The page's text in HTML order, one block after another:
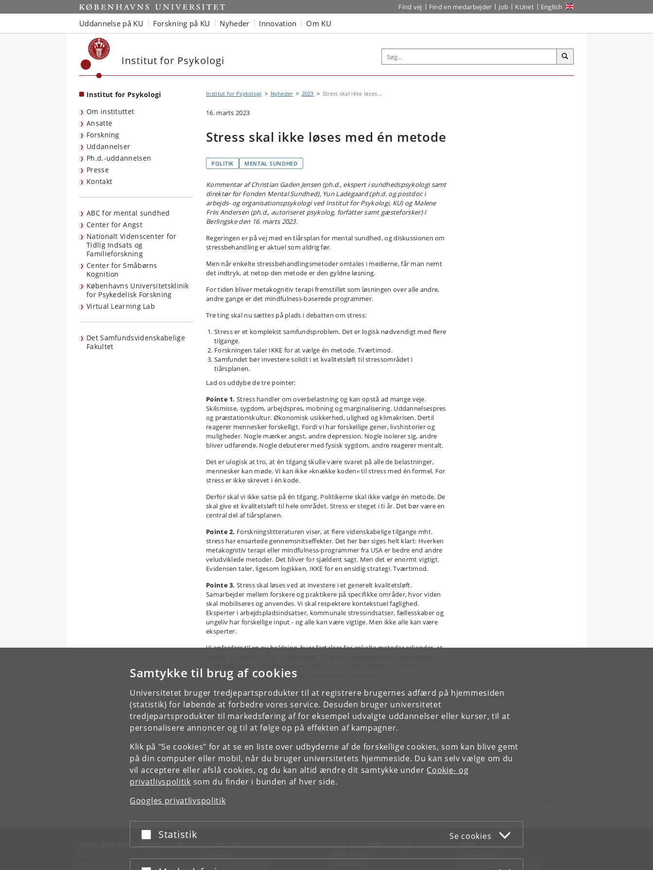
Samtykke til brug af cookies
Universitetet bruger tredjepartsprodukter til at registrere brugernes adfærd på hjemmesiden
(statistik) for løbende at forbedre vores service. Desuden bruger universitetet
tredjepartsprodukter til markedsføring af for eksempel udvalgte uddannelser eller kurser, til at
personalisere annoncer og til at følge op på effekten af kampagner.
Klik på "Se cookies" for at se en liste over udbyderne af de forskellige cookies, som kan blive gemt
på din computer eller mobil, når du bruger universitetets hjemmeside. Du kan selv vælge om du
vil acceptere eller afslå cookies, og du kan altid ændre dit samtykke under Cookie- og
privatlivspolitik som du finder i bunden af hver side.
Googles privatlivspolitik
Acceptér eller afslå
Statistik Se cookies
Start Find vej Find en medarbejder Job KUnet English
Uddannelse på KU Forskning på KU Nyheder Innovation Om KU
Institut for Psykologi
Institut for Psykologi
Om instituttet
Ansatte
Forskning
Uddannelser
Ph.d.-uddannelsen
Presse
Kontakt
ABC for mental sundhed
Center for Angst
Nationalt Videnscenter for
Tidlig Indsats og
Familieforskning
Center for Småbørns
Kognition
Københavns Universitetsklinik
for Psykedelisk Forskning
Virtual Learning Lab
Det Samfundsvidenskabelige
Fakultet
Institut for Psykologi Nyheder 2023 Stress skal ikke løses...
16. marts 2023
Stress skal ikke løses med én metode
POLITIK MENTAL SUNDHED
Kommentar af Christian Gaden Jensen (ph.d., ekspert i sundhedspsykologi samt
direktør for Fonden Mental Sundhed), Yun Ladegaard (ph.d. og postdoc i
arbejds- og organisationspsykologi ved Institut for Psykologi, KU) og Malene
Friis Andersen (ph.d., autoriseret psykolog, forfatter samt gæsteforsker) I
Berlingske den 16. marts 2023.
Regeringen er på vej med en tiårsplan for mental sundhed, og diskussionen om
stressbehandling er aktuel som aldrig før.
Men når enkelte stressbehandlingsmetoder omtales i medierne, får man nemt
det indtryk, at netop den metode er den gyldne løsning.
For tiden bliver metakognitiv terapi fremstillet som løsningen over alle andre,
andre gange er det mindfulness-baserede programmer.
Tre ting skal nu sættes på plads i debatten om stress:
Stress er et komplekst samfundsproblem. Det er logisk nødvendigt med flere
tilgange.
Forskningen taler IKKE for at vælge én metode. Tværtimod.
Samfundet bør investere solidt i et kvalitetsløft til stressområdet i
tiårsplanen.
Lad os uddybe de tre pointer:
Pointe 1. Stress handler om overbelastning og kan opstå ad mange veje.
Skilsmisse, sygdom, arbejdspres, mobning og marginalisering. Uddannelsespres
og præstationskultur. Økonomisk usikkerhed, ulighed og klimakrisen. Dertil
reagerer mennesker forskelligt. Fordi vi har forskellige gener, livshistorier og
muligheder. Nogle mærker angst, andre depression. Nogle isolerer sig, andre
bliver udfarende. Nogle debuterer med fysisk sygdom, andre reagerer mentalt.
Det er ulogisk at tro, at én tilgang skulle være svaret på alle de belastninger,
mennesker kan møde. Vi kan ikke »knække koden« til stress med én formel. For
stress er ikke skrevet i én kode.
Derfor skal vi ikke satse på én tilgang. Politikerne skal ikke vælge én metode. De
skal give et kvalitetsløft til hele området. Stress er steget i ti år. Det bør være en
central del af tiårsplanen.
Pointe 2. Forskningslitteraturen viser, at flere videnskabelige tilgange mht.
stress har ensartede gennemsnitseffekter. Det her bør siges helt klart: Hverken
metakognitiv terapi eller mindfulness-programmer fra USA er bedre end andre
veludviklede metoder. Det bliver for sjældent sagt. Men det er enormt vigtigt.
Evidensen taler, ligesom logikken, IKKE for en ensidig strategi. Tværtimod.
Pointe 3. Stress skal løses ved at investere i et generelt kvalitetsløft.
Samarbejder mellem forskere og praktikere på specifikke områder, hvor viden
skal mobiliseres og anvendes. Vi skal respektere kontekstuel faglighed.
Eksperter i arbejdspladsindsatser, kommunale stressindsatser, fællesskaber og
ungeliv har forskellige input - og alle kan være vigtige. Men ikke alle kan være
eksperter.
Vi opfordrer til en ny holdning, hvor fortalere for enkelte metoder erkender, at
fastlægges kvalitetskrav - og ikke monopoler på metoder.
Emner
POLITIK MENTAL SUNDHED
Institut for Psykologi
Øster Farimagsgade 2A
KØBENHAVNS UNIVERSITET KONTAKT
FOR STUDERENDE OG
WEB